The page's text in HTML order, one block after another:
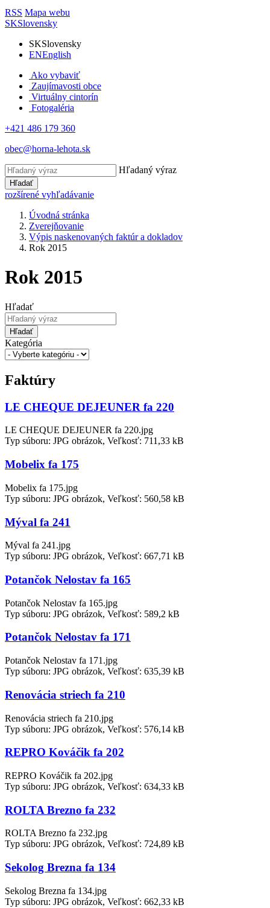
RSS Mapa webu
SKSlovensky
SKSlovensky
ENEnglish
Ako vybaviť
Zaujímavosti obce
Virtuálny cintorín
Fotogaléria
+421 486 179 360
obec@horna-lehota.sk
Hľadaný výraz
Hľadať
rozšírené vyhľadávanie
Úvodná stránka
Zverejňovanie
Výpis naskenovaných faktúr a dokladov
Rok 2015
Rok 2015
Hľadať
Hľadať
Kategória
Faktúry
LE CHEQUE DEJEUNER fa 220
LE CHEQUE DEJEUNER fa 220.jpg
Typ súboru: JPG obrázok, Veľkosť: 711,33 kB
Mobelix fa 175
Mobelix fa 175.jpg
Typ súboru: JPG obrázok, Veľkosť: 560,58 kB
Mýval fa 241
Mýval fa 241.jpg
Typ súboru: JPG obrázok, Veľkosť: 667,71 kB
Potančok Nelostav fa 165
Potančok Nelostav fa 165.jpg
Typ súboru: JPG obrázok, Veľkosť: 589,2 kB
Potančok Nelostav fa 171
Potančok Nelostav fa 171.jpg
Typ súboru: JPG obrázok, Veľkosť: 635,39 kB
Renovácia striech fa 210
Renovácia striech fa 210.jpg
Typ súboru: JPG obrázok, Veľkosť: 576,14 kB
REPRO Kováčik fa 202
REPRO Kováčik fa 202.jpg
Typ súboru: JPG obrázok, Veľkosť: 634,33 kB
ROLTA Brezno fa 232
ROLTA Brezno fa 232.jpg
Typ súboru: JPG obrázok, Veľkosť: 724,89 kB
Sekolog Brezna fa 134
Sekolog Brezna fa 134.jpg
Typ súboru: JPG obrázok, Veľkosť: 662,33 kB